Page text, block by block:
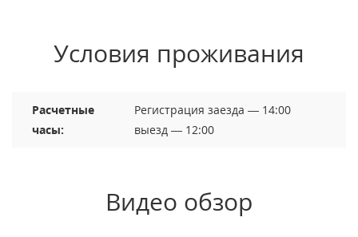
Условия проживания
Расчетные
часы:
Регистрация заезда — 14:00
выезд — 12:00
Видео обзор